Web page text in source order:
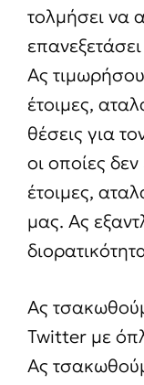
τολμήσει να
Ας
έτοιμες,
θέσεις για
οι οποίες δεν
έτοιμες,
μας. Ας
Ας
Twitter με
Ας